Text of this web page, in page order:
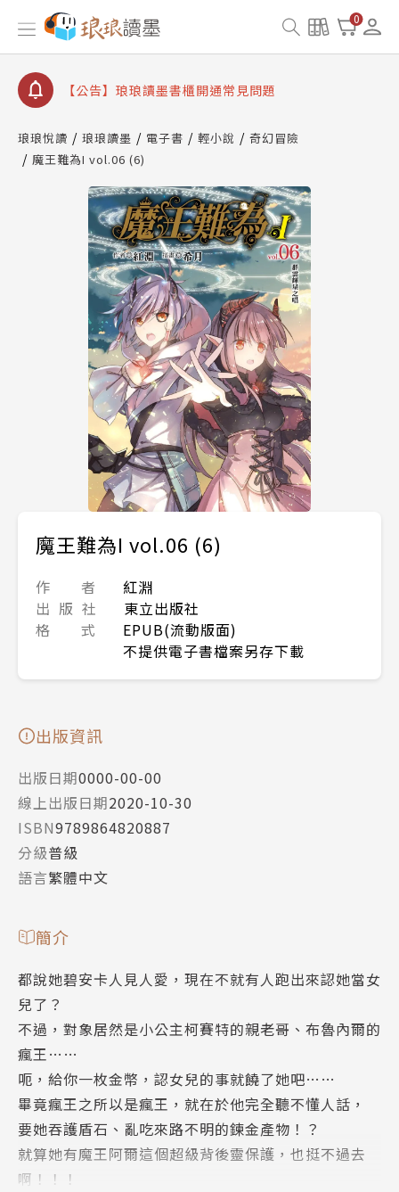
0
【公告】因 Readmoo 讀墨系統維護中，本站同步暫
停部分閱讀服務
【公告】琅琅讀墨數位閱讀資產合併與書櫃開通申請
【公告】琅琅讀墨書櫃開通常見問題
請圖文教學
【公告】琅琅書店服務升級重要說明及資產合併結果
查詢
【公告】因 Readmoo 讀墨系統維護中，本站同步暫
停部分閱讀服務
琅琅悅讀 琅琅讀墨 電子書 輕小說
奇幻冒險
魔王難為I vol.06 (6)
魔王難為I vol.06 (6)
作 者
紅淵
出 版 社
東立出版社
格 式
EPUB(流動版面)
不提供電子書檔案另存下載
出版資訊
出版日期0000-00-00
線上出版日期2020-10-30
ISBN9789864820887
分級普級
語言繁體中文
簡介
都說她碧安卡人見人愛，現在不就有人跑出來認她當女
兒了？
不過，對象居然是小公主柯賽特的親老哥、布魯內爾的
瘋王……
呃，給你一枚金幣，認女兒的事就饒了她吧……
畢竟瘋王之所以是瘋王，就在於他完全聽不懂人話，
要她吞護盾石、亂吃來路不明的鍊金產物！？
就算她有魔王阿爾這個超級背後靈保護，也挺不過去
啊！！！